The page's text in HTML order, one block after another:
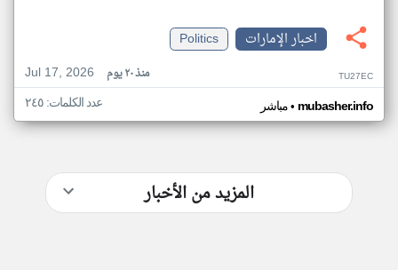
اخبار الإمارات
Politics
Jul 17, 2026
منذ ٢٠ يوم TU27EC
مباشر• mubasher.info عدد الكلمات: ٢٤٥
المزيد من الأخبار